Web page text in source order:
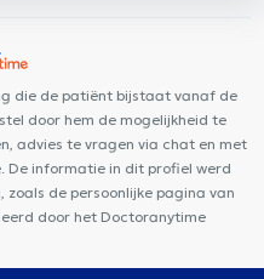
Care
die de patiënt bijstaat vanaf de
door hem de mogelijkheid te
advies te vragen via chat en met
De informatie in dit profiel werd
de persoonlijke pagina van
door het Doctoranytime